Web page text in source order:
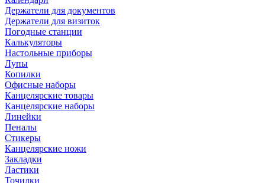
Держатели для документов
Держатели для визиток
Погодные станции
Калькуляторы
Настольные приборы
Лупы
Копилки
Офисные наборы
Канцелярские товары
Канцелярские наборы
Линейки
Пеналы
Стикеры
Канцелярские ножи
Закладки
Ластики
Точилки